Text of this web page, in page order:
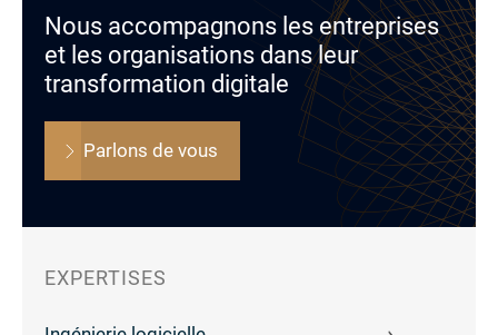
Nous accompagnons les entreprises
et les organisations dans leur
transformation digitale
Parlons de vous
EXPERTISES